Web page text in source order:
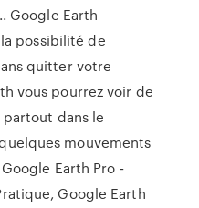
Google Earth
la possibilité de
quitter votre
vous pourrez voir de
dans le
mouvements
Earth Pro -
Google Earth